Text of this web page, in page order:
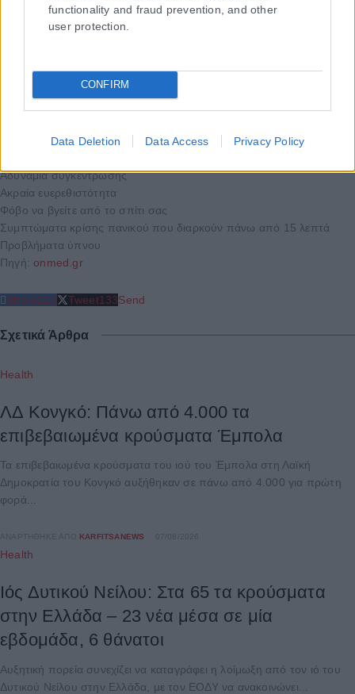
functionality and fraud prevention, and other
user protection.
CONFIRM
Data Deletion Data Access Privacy Policy
Κάποιες κρίσεις πανικού εκδηλώνονται με συμπτώματα που μπορεί
να μοιάζουν με ένα σωματικό πρόβλημα, όπως ένα έμφραγμα. Εάν
Αδυναμία συγκέντρωσης
Ακραία ευερεθιστότητα
Φόβο να βγείτε από το σπίτι σας
Συμπτώματα κρίσης πανικού που διαρκούν πάνω από 15 λεπτά
Προβλήματα ύπνου
Πηγή: onmed.gr
Share213 Tweet133Send
Σχετικά Άρθρα
Health
ΛΔ Κονγκό: Πάνω από 4.000 τα
επιβεβαιωμένα κρούσματα Έμπολα
Τα επιβεβαιωμένα κρούσματα του ιού του Έμπολα στη Λαϊκή
Δημοκρατία του Κονγκό αυξήθηκαν σε πάνω από 4.000 για πρώτη
φορά...
ΑΝΑΡΤΉΘΗΚΕ ΑΠΌ KARFITSANEWS
Health
Ιός Δυτικού Νείλου: Στα 65 τα κρούσματα
στην Ελλάδα – 23 νέα μέσα σε μία
εβδομάδα, 6 θάνατοι
Αυξητική πορεία συνεχίζει να καταγράφει η λοίμωξη από τον ιό του
Δυτικού Νείλου στην Ελλάδα, με τον ΕΟΔΥ να ανακοινώνει...